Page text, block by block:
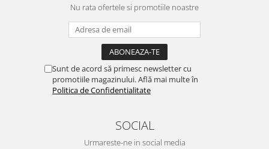
Nu rata ofertele si promotiile noastre
Sunt de acord să primesc newsletter cu
promotiile magazinului. Află mai multe în
Politica de Confidentialitate
SOCIAL
Urmareste-ne in social media